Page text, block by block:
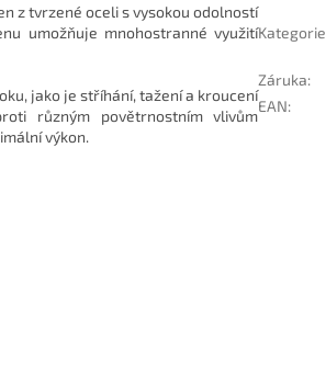
z tvrzené oceli s vysokou odolností
umožňuje mnohostranné využití
jako je stříhání, tažení a kroucení
různým povětrnostním vlivům
výkon.
Kategorie
Záruka:
EAN: